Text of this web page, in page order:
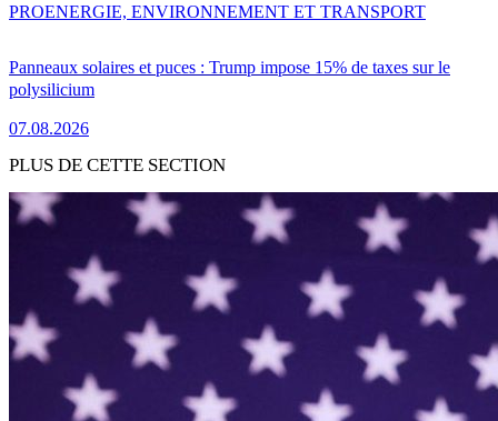
Panneaux solaires et puces : Trump impose 15% de taxes sur le
polysilicium
07.08.2026
PROENERGIE, ENVIRONNEMENT ET TRANSPORT
PLUS DE CETTE SECTION